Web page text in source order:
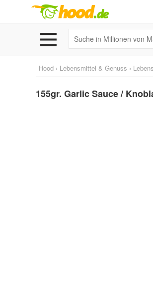
Hood › Lebensmittel & Genuss ›
155gr. Garlic Sauce /